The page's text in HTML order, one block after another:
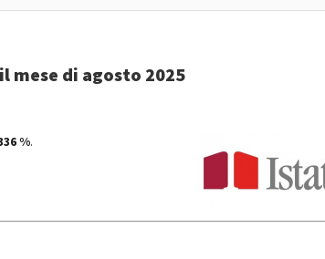
mese di agosto 2025
%.